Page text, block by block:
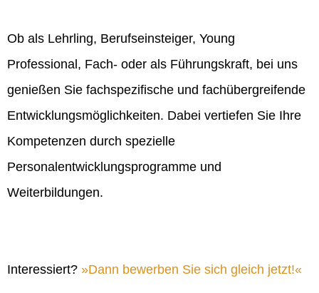
Ob als Lehrling, Berufseinsteiger, Young
Professional, Fach- oder als Führungskraft, bei uns
genießen Sie fachspezifische und fachübergreifende
Entwicklungsmöglichkeiten. Dabei vertiefen Sie Ihre
Kompetenzen durch spezielle
Personalentwicklungsprogramme und
Weiterbildungen.
Interessiert? Dann bewerben Sie sich gleich jetzt!